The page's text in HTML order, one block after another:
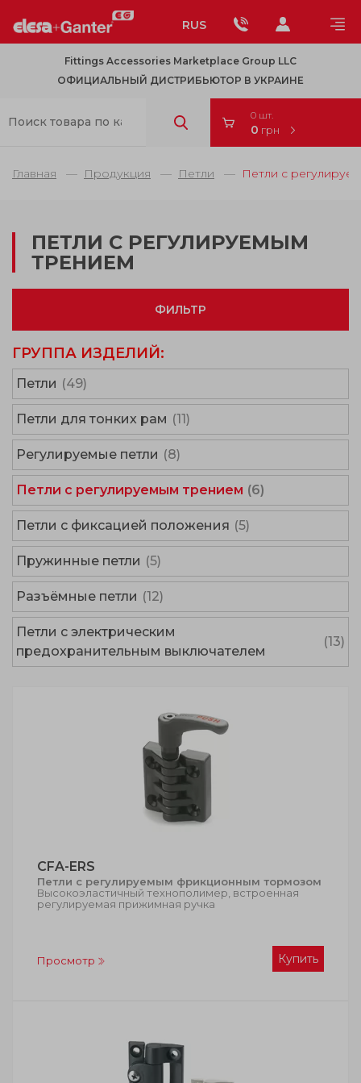
RUS
Fittings Accessories Marketplace Group LLC
ОФИЦИАЛЬНЫЙ ДИСТРИБЬЮТОР В УКРАИНЕ
0 шт.
0 грн
Главная Продукция Петли Петли с
ПЕТЛИ С РЕГУЛИРУЕМЫМ
ТРЕНИЕМ
ФИЛЬТР
ГРУППА ИЗДЕЛИЙ:
Петли (49)
Петли для тонких рам (11)
Регулируемые петли (8)
Петли с регулируемым трением (6)
Петли с фиксацией положения (5)
Пружинные петли (5)
Разъёмные петли (12)
Петли с электрическим
предохранительным выключателем
(13)
CFA-ERS
Петли с регулируемым фрикционным тормозом
Высокоэластичный технополимер, встроенная
регулируемая прижимная ручка
Просмотр Купить